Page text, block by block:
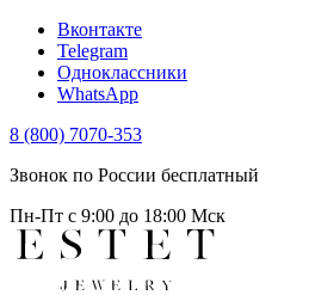
Вконтакте
Telegram
Одноклассники
WhatsApp
8 (800) 7070-353
Звонок по России бесплатный
Пн-Пт с 9:00 до 18:00 Мск